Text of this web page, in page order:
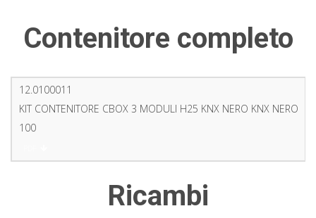
Contenitore completo
12.0100011
KIT CONTENITORE CBOX 3 MODULI H25 KNX NERO KNX NERO
100
Ricambi